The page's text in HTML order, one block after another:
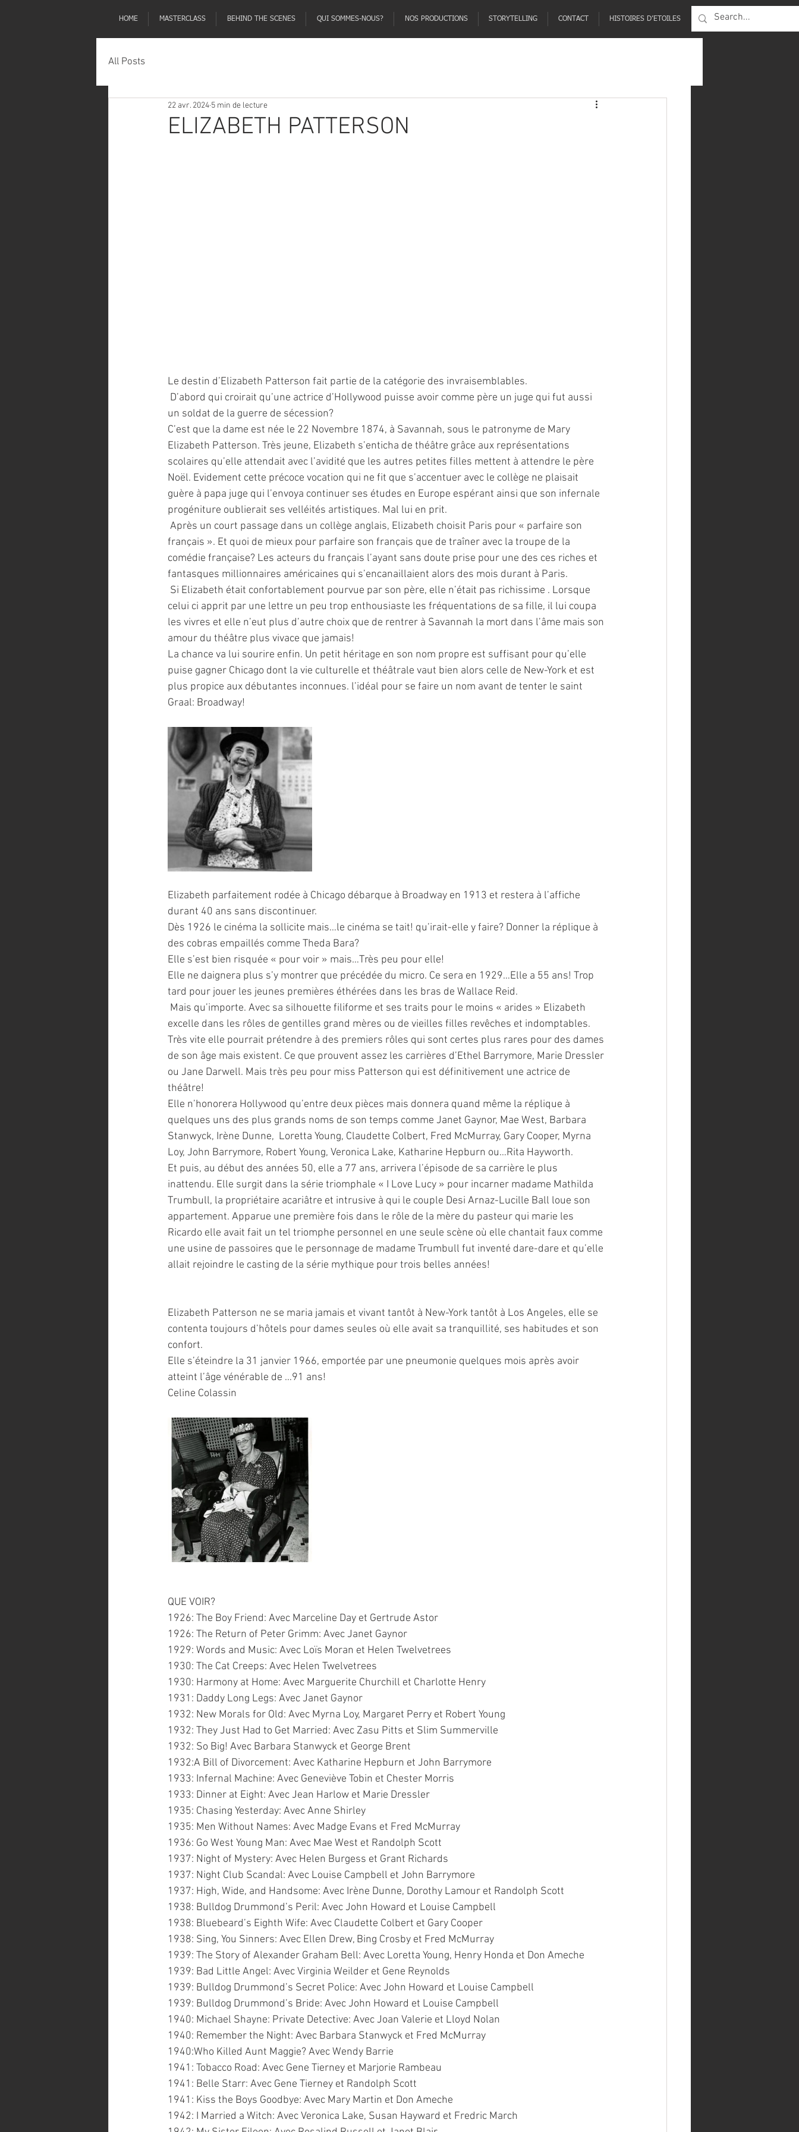
HOME MASTERCLASS BEHIND THE SCENES QUI SOMMES-NOUS? NOS PRODUCTIONS STORYTELLING CONTACT HISTOIRES D’ETOILES
All Posts
ELIZABETH PATTERSON
22 avr. 2024 5 min de lecture
Le destin d’Elizabeth Patterson fait partie de la catégorie des invraisemblables.
D’abord qui croirait qu’une actrice d’Hollywood puisse avoir comme père un juge qui fut aussi
un soldat de la guerre de sécession?
C’est que la dame est née le 22 Novembre 1874, à Savannah, sous le patronyme de Mary
Elizabeth Patterson. Très jeune, Elizabeth s’enticha de théâtre grâce aux représentations
scolaires qu’elle attendait avec l’avidité que les autres petites filles mettent à attendre le père
Noël. Evidement cette précoce vocation qui ne fit que s’accentuer avec le collège ne plaisait
guère à papa juge qui l’envoya continuer ses études en Europe espérant ainsi que son infernale
progéniture oublierait ses velléités artistiques. Mal lui en prit.
français ». Et quoi de mieux pour parfaire son français que de traîner avec la troupe de la
comédie française? Les acteurs du français l’ayant sans doute prise pour une des ces riches et
fantasques millionnaires américaines qui s’encanaillaient alors des mois durant à Paris.
Si Elizabeth était confortablement pourvue par son père, elle n’était pas richissime . Lorsque
celui ci apprit par une lettre un peu trop enthousiaste les fréquentations de sa fille, il lui coupa
les vivres et elle n’eut plus d’autre choix que de rentrer à Savannah la mort dans l’âme mais son
amour du théâtre plus vivace que jamais!
La chance va lui sourire enfin. Un petit héritage en son nom propre est suffisant pour qu’elle
puise gagner Chicago dont la vie culturelle et théâtrale vaut bien alors celle de New-York et est
plus propice aux débutantes inconnues. l’idéal pour se faire un nom avant de tenter le saint
Graal: Broadway!
Elizabeth parfaitement rodée à Chicago débarque à Broadway en 1913 et restera à l’affiche
durant 40 ans sans discontinuer.
Dès 1926 le cinéma la sollicite mais…le cinéma se tait! qu’irait-elle y faire? Donner la réplique à
des cobras empaillés comme Theda Bara?
Elle s’est bien risquée « pour voir » mais…Très peu pour elle!
Elle ne daignera plus s’y montrer que précédée du micro. Ce sera en 1929…Elle a 55 ans! Trop
tard pour jouer les jeunes premières éthérées dans les bras de Wallace Reid.
excelle dans les rôles de gentilles grand mères ou de vieilles filles revêches et indomptables.
Très vite elle pourrait prétendre à des premiers rôles qui sont certes plus rares pour des dames
de son âge mais existent. Ce que prouvent assez les carrières d’Ethel Barrymore, Marie Dressler
ou Jane Darwell. Mais très peu pour miss Patterson qui est définitivement une actrice de
théâtre!
Elle n’honorera Hollywood qu’entre deux pièces mais donnera quand même la réplique à
quelques uns des plus grands noms de son temps comme Janet Gaynor, Mae West, Barbara
Stanwyck, Irène Dunne,  Loretta Young, Claudette Colbert, Fred McMurray, Gary Cooper, Myrna
Loy, John Barrymore, Robert Young, Veronica Lake, Katharine Hepburn ou…Rita Hayworth.
Et puis, au début des années 50, elle a 77 ans, arrivera l’épisode de sa carrière le plus
inattendu. Elle surgit dans la série triomphale « I Love Lucy » pour incarner madame Mathilda
Trumbull, la propriétaire acariâtre et intrusive à qui le couple Desi Arnaz-Lucille Ball loue son
appartement. Apparue une première fois dans le rôle de la mère du pasteur qui marie les
Ricardo elle avait fait un tel triomphe personnel en une seule scène où elle chantait faux comme
une usine de passoires que le personnage de madame Trumbull fut inventé dare-dare et qu’elle
allait rejoindre le casting de la série mythique pour trois belles années!
Elizabeth Patterson ne se maria jamais et vivant tantôt à New-York tantôt à Los Angeles, elle se
contenta toujours d’hôtels pour dames seules où elle avait sa tranquillité, ses habitudes et son
confort.
Elle s’éteindre la 31 janvier 1966, emportée par une pneumonie quelques mois après avoir
atteint l’âge vénérable de …91 ans!
Celine Colassin
QUE VOIR?
1926: The Boy Friend: Avec Marceline Day et Gertrude Astor
1926: The Return of Peter Grimm: Avec Janet Gaynor
1929: Words and Music: Avec Loïs Moran et Helen Twelvetrees
1930: The Cat Creeps: Avec Helen Twelvetrees
1930: Harmony at Home: Avec Marguerite Churchill et Charlotte Henry
1931: Daddy Long Legs: Avec Janet Gaynor
1932: New Morals for Old: Avec Myrna Loy, Margaret Perry et Robert Young
1932: They Just Had to Get Married: Avec Zasu Pitts et Slim Summerville
1932: So Big! Avec Barbara Stanwyck et George Brent
1932:A Bill of Divorcement: Avec Katharine Hepburn et John Barrymore
1933: Infernal Machine: Avec Geneviève Tobin et Chester Morris
1933: Dinner at Eight: Avec Jean Harlow et Marie Dressler
1935: Chasing Yesterday: Avec Anne Shirley
1935: Men Without Names: Avec Madge Evans et Fred McMurray
1936: Go West Young Man: Avec Mae West et Randolph Scott
1937: Night of Mystery: Avec Helen Burgess et Grant Richards
1937: Night Club Scandal: Avec Louise Campbell et John Barrymore
1937: High, Wide, and Handsome: Avec Irène Dunne, Dorothy Lamour et Randolph Scott
1938: Bulldog Drummond’s Peril: Avec John Howard et Louise Campbell
1938: Bluebeard’s Eighth Wife: Avec Claudette Colbert et Gary Cooper
1938: Sing, You Sinners: Avec Ellen Drew, Bing Crosby et Fred McMurray
1939: The Story of Alexander Graham Bell: Avec Loretta Young, Henry Honda et Don Ameche
1939: Bad Little Angel: Avec Virginia Weilder et Gene Reynolds
1939: Bulldog Drummond’s Secret Police: Avec John Howard et Louise Campbell
1939: Bulldog Drummond’s Bride: Avec John Howard et Louise Campbell
1940: Michael Shayne: Private Detective: Avec Joan Valerie et Lloyd Nolan
1940: Remember the Night: Avec Barbara Stanwyck et Fred McMurray
1940:Who Killed Aunt Maggie? Avec Wendy Barrie
1941: Tobacco Road: Avec Gene Tierney et Marjorie Rambeau
1941: Belle Starr: Avec Gene Tierney et Randolph Scott
1941: Kiss the Boys Goodbye: Avec Mary Martin et Don Ameche
1942: I Married a Witch: Avec Veronica Lake, Susan Hayward et Fredric March